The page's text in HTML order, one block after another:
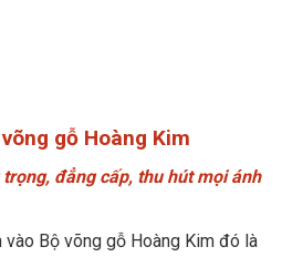
gỗ Hoàng Kim
đẳng cấp, thu hút mọi ánh
Bộ võng gỗ Hoàng Kim đó là